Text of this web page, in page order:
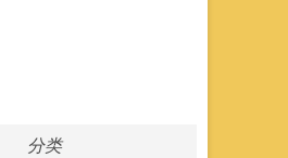
分类